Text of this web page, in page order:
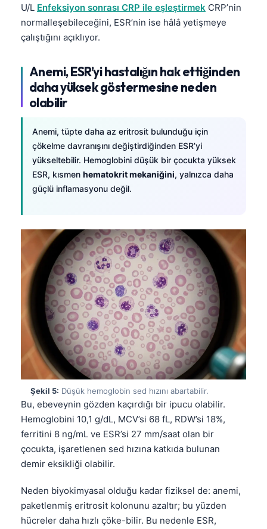
U/L Enfeksiyon sonrası CRP ile eşleştirmek CRP’nin
normalleşebileceğini, ESR’nin ise hâlâ yetişmeye
çalıştığını açıklıyor.
Anemi, ESR’yi hastalığın hak ettiğinden
daha yüksek göstermesine neden
olabilir
Anemi, tüpte daha az eritrosit bulunduğu için
çökelme davranışını değiştirdiğinden ESR’yi
yükseltebilir. Hemoglobini düşük bir çocukta yüksek
ESR, kısmen hematokrit mekaniğini, yalnızca daha
güçlü inflamasyonu değil.
Şekil 5: Düşük hemoglobin sed hızını abartabilir.
Bu, ebeveynin gözden kaçırdığı bir ipucu olabilir.
Hemoglobini 10,1 g/dL, MCV’si 68 fL, RDW’si 18%,
ferritini 8 ng/mL ve ESR’si 27 mm/saat olan bir
çocukta, işaretlenen sed hızına katkıda bulunan
demir eksikliği olabilir.
Neden biyokimyasal olduğu kadar fiziksel de: anemi,
paketlenmiş eritrosit kolonunu azaltır; bu yüzden
hücreler daha hızlı çöke-bilir. Bu nedenle ESR,